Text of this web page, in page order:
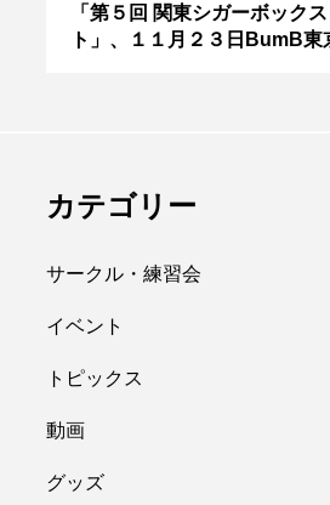
ボロサマーフ
バル ２０２
オンライン
フラワースティック
「第５回 関東シガーボック
ト」、１１月２３日BumB東
カテゴリー
サークル・練習会
イベント
トピックス
動画
グッズ